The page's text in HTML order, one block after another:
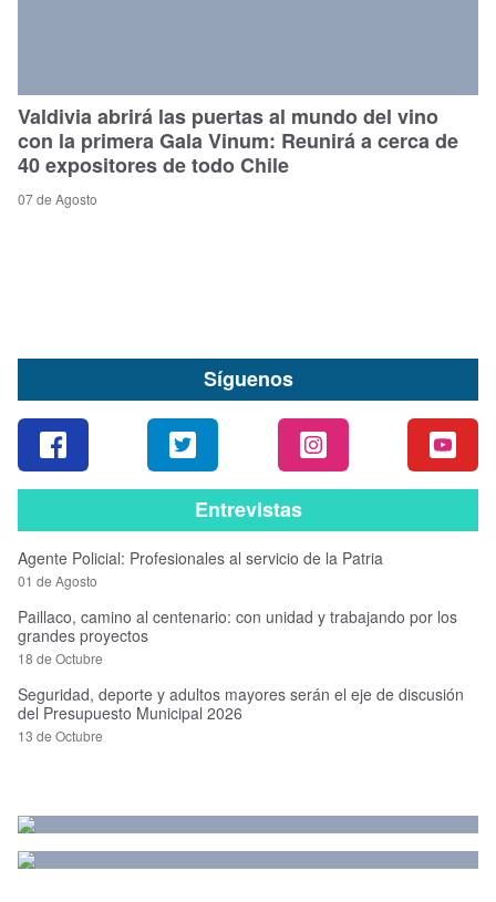
Valdivia abrirá las puertas al mundo del vino
con la primera Gala Vinum: Reunirá a cerca de
40 expositores de todo Chile
07 de Agosto
Síguenos
Entrevistas
Agente Policial: Profesionales al servicio de la Patria
01 de Agosto
Paillaco, camino al centenario: con unidad y trabajando por los
grandes proyectos
18 de Octubre
Seguridad, deporte y adultos mayores serán el eje de discusión
del Presupuesto Municipal 2026
13 de Octubre